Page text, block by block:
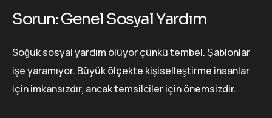
Sorun: Genel Sosyal Yardım
Soğuk sosyal yardım ölüyor çünkü tembel. Şablonlar
işe yaramıyor. Büyük ölçekte kişiselleştirme insanlar
için imkansızdır, ancak temsilciler için önemsizdir.